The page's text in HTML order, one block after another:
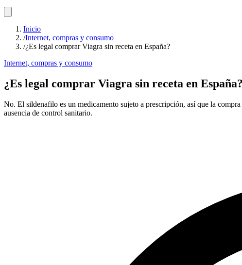
Inicio
/Internet, compras y consumo
/¿Es legal comprar Viagra sin receta en España?
Internet, compras y consumo
¿Es legal comprar Viagra sin receta en España?
No. El sildenafilo es un medicamento sujeto a prescripción, así que la
ausencia de control sanitario.